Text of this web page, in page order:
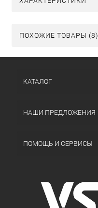
ПОХОЖИЕ ТОВАРЫ (8)
КАТАЛОГ
НАШИ ПРЕДЛОЖЕНИЯ
ПОМОЩЬ И СЕРВИСЫ